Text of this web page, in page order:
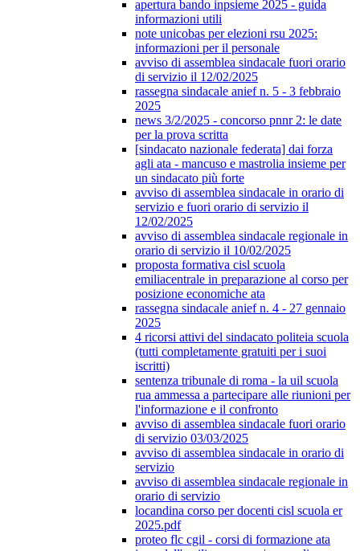
apertura bando inpsieme 2025 - guida
informazioni utili
note unicobas per elezioni rsu 2025:
informazioni per il personale
avviso di assemblea sindacale fuori orario
di servizio il 12/02/2025
rassegna sindacale anief n. 5 - 3 febbraio
2025
news 3/2/2025 - concorso pnnr 2: le date
per la prova scritta
[sindacato nazionale federata] dai forza
agli ata - mancuso e mastrolia insieme per
un sindacato più forte
avviso di assemblea sindacale in orario di
servizio e fuori orario di servizio il
12/02/2025
avviso di assemblea sindacale regionale in
orario di servizio il 10/02/2025
proposta formativa cisl scuola
emiliacentrale in preparazione al corso per
posizione economiche ata
rassegna sindacale anief n. 4 - 27 gennaio
2025
4 ricorsi attivi del sindacato politeia scuola
(tutti completamente gratuiti per i suoi
iscritti)
sentenza tribunale di roma - la uil scuola
rua ammessa a partecipare alle riunioni per
l'informazione e il confronto
avviso di assemblea sindacale fuori orario
di servizio 03/03/2025
avviso di assemblea sindacale in orario di
servizio
avviso di assemblea sindacale regionale in
orario di servizio
locandina corso per docenti cisl scuola er
2025.pdf
proteo flc cgil - corsi di formazione ata